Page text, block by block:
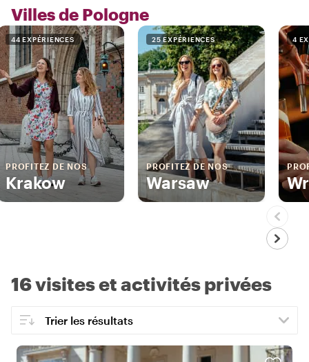
Villes de Pologne
44 EXPÉRIENCES
PROFITEZ DE NOS
Krakow
25 EXPÉRIENCES
PROFITEZ DE NOS
Warsaw
4
16 visites et activités privées